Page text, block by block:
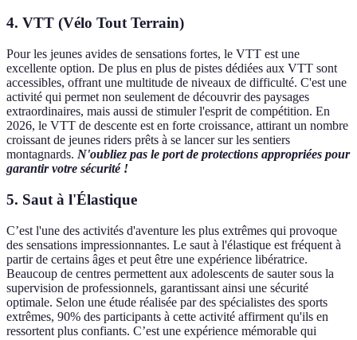
4. VTT (Vélo Tout Terrain)
Pour les jeunes avides de sensations fortes, le VTT est une
excellente option. De plus en plus de pistes dédiées aux VTT sont
accessibles, offrant une multitude de niveaux de difficulté. C'est une
activité qui permet non seulement de découvrir des paysages
extraordinaires, mais aussi de stimuler l'esprit de compétition. En
2026, le VTT de descente est en forte croissance, attirant un nombre
croissant de jeunes riders prêts à se lancer sur les sentiers
montagnards. N'oubliez pas le port de protections appropriées pour
garantir votre sécurité !
5. Saut à l'Élastique
C’est l'une des activités d'aventure les plus extrêmes qui provoque
des sensations impressionnantes. Le saut à l'élastique est fréquent à
partir de certains âges et peut être une expérience libératrice.
Beaucoup de centres permettent aux adolescents de sauter sous la
supervision de professionnels, garantissant ainsi une sécurité
optimale. Selon une étude réalisée par des spécialistes des sports
extrêmes, 90% des participants à cette activité affirment qu'ils en
ressortent plus confiants. C’est une expérience mémorable qui